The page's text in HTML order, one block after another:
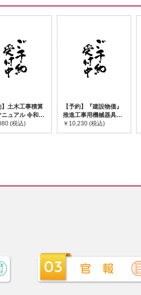
】土木工事積算
ニュアル 令和8
※2026年8月
予定
(税込)
【予約】『建設物価』
推進工事用機械器具等
基礎価格表 2026年度
版 ※2026/8/31発売予
￥10,230 (税込)